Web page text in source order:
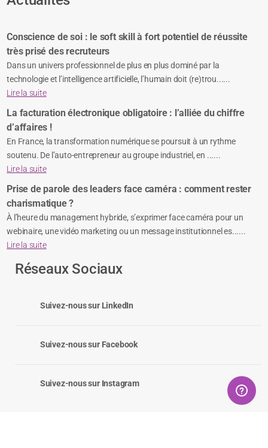
Conscience de soi : le soft skill à fort potentiel de réussite
très prisé des recruteurs
Dans un univers professionnel de plus en plus dominé par la
technologie et l’intelligence artificielle, l’humain doit (re)trou......
Lire la suite
La facturation électronique obligatoire : l’alliée du chiffre
d’affaires !
En France, la transformation numérique se poursuit à un rythme
soutenu. De l’auto-entrepreneur au groupe industriel, en ......
Lire la suite
Prise de parole des leaders face caméra : comment rester
charismatique ?
À l’heure du management hybride, s’exprimer face caméra pour un
webinaire, une vidéo marketing ou un message institutionnel es......
Lire la suite
Réseaux Sociaux
Suivez-nous sur LinkedIn
Suivez-nous sur Facebook
Suivez-nous sur Instagram